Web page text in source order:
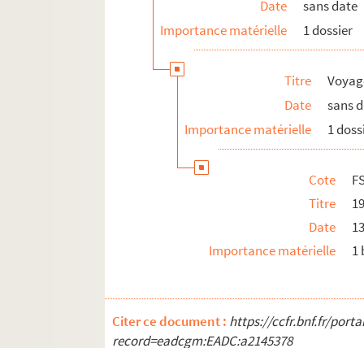
Voyages à l'étranger : Italie
Voyages à l'étranger : Japon
FSC-001958. Voyages à l'étranger :
FSC-001959. Voyages à l'étranger :
FSC-001960. Voyages à l'étranger :
Voyages à l'étranger : Luxembourg
FSC-001962. Voyages à l'étranger : Mali
Voyages à l'étranger : Maroc
FSE-006227. Voyages à l'étranger :
FSE-006228. Voyages à l'étranger :
Voyages à l'étranger : Niger
Date
sans date
Importance matérielle
1 dossier
Titre
Date
sans
Importance matérielle
1
Cote
Titre
Date
Importance matérielle
1
Citer ce document : https://ccfr.bnf.fr/
record=eadcgm:EADC:a2145378